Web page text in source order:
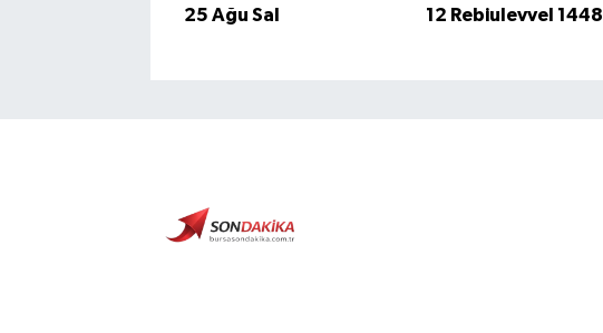
25 Ağu Sal
12 Rebiulevvel 1448